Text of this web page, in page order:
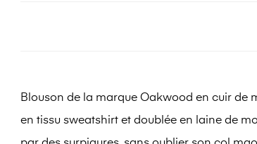
Blouson de la marque Oakwood en cuir de
en tissu sweatshirt et doublée en laine de